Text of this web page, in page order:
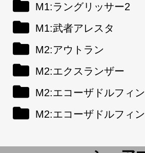
M1:ラングリッサー2
M1:武者アレスタ
M2:アウトラン
M2:エクスランザー
M2:エコーザドルフィン
M2:エコーザドルフィ